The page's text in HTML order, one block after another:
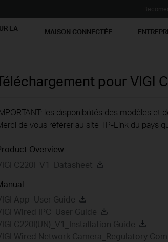
LA MAISON CONNECTÉE
pour VIGI
les disponibilités des modèles et
de vous référer au site TP-Link du pays
Overview
C220I_V1_Datasheet
App_User Guide
Wired IPC_User Guide
C220I(UN)_V1_Installation Guide
Wired Network Camera_Regulatory